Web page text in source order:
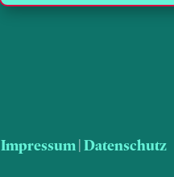
Impressum|Datenschutz